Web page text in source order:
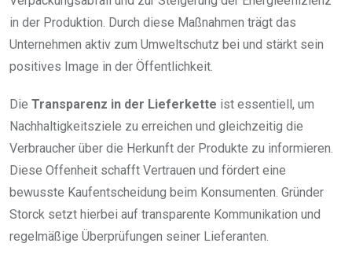
in der Produktion. Durch diese Maßnahmen trägt das
Unternehmen aktiv zum Umweltschutz bei und stärkt sein
positives Image in der Öffentlichkeit.
Die Transparenz in der Lieferkette ist essentiell, um
Nachhaltigkeitsziele zu erreichen und gleichzeitig die
Verbraucher über die Herkunft der Produkte zu informieren.
Diese Offenheit schafft Vertrauen und fördert eine
bewusste Kaufentscheidung beim Konsumenten. Gründer
Storck setzt hierbei auf transparente Kommunikation und
regelmäßige Überprüfungen seiner Lieferanten.